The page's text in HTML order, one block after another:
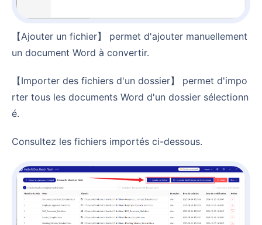
【Ajouter un fichier】 permet d'ajouter manuellement
un document Word à convertir.
【Importer des fichiers d'un dossier】 permet d'impo
rter tous les documents Word d'un dossier sélectionn
é.
Consultez les fichiers importés ci-dessous.